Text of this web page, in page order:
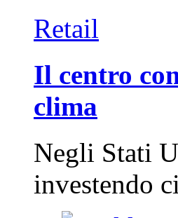
Retail
Il centro
clima
Negli Stati
investendo